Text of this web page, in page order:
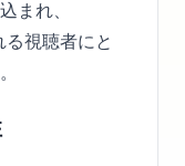
まれ、
視聴者にと